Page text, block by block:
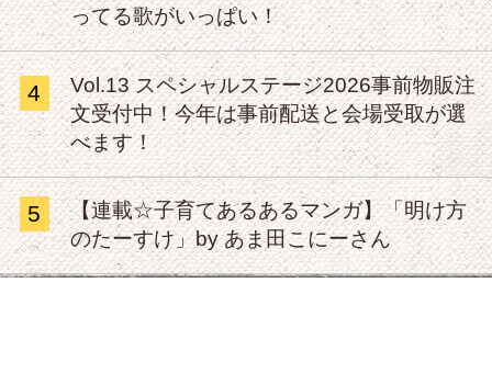
ってる歌がいっぱい！
4
Vol.13 スペシャルステージ2026事前物販注
文受付中！今年は事前配送と会場受取が選
べます！
5
【連載☆子育てあるあるマンガ】「明け方
のたーすけ」by あま田こにーさん